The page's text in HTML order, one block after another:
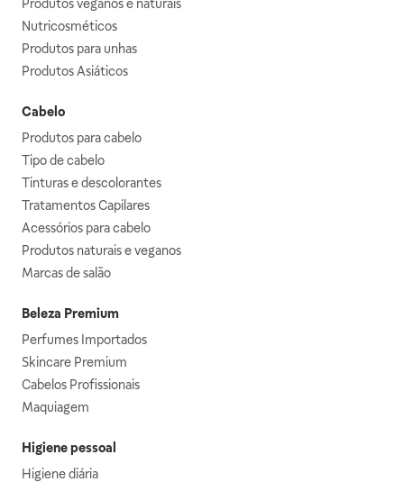
Produtos veganos e naturais
Nutricosméticos
Produtos para unhas
Produtos Asiáticos
Cabelo
Produtos para cabelo
Tipo de cabelo
Tinturas e descolorantes
Tratamentos Capilares
Acessórios para cabelo
Produtos naturais e veganos
Marcas de salão
Beleza Premium
Perfumes Importados
Skincare Premium
Cabelos Profissionais
Maquiagem
Higiene pessoal
Higiene diária